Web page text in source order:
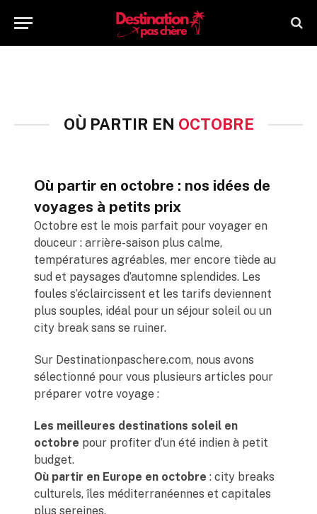
OÙ PARTIR EN OCTOBRE
Où partir en octobre : nos idées de
voyages à petits prix
Octobre est le mois parfait pour voyager en
douceur : arrière-saison plus calme,
températures agréables, mer encore tiède au
sud et paysages d’automne splendides. Les
foules s’éclaircissent et les tarifs deviennent
plus souples, idéal pour un séjour soleil ou un
city break sans se ruiner.
Sur Destinationpaschere.com, nous avons
sélectionné pour vous plusieurs articles pour
préparer votre voyage :
Les meilleures destinations soleil en
octobre pour profiter d’un été indien à petit
budget.
Où partir en Europe en octobre : city breaks
culturels, îles méditerranéennes et capitales
plus sereines.